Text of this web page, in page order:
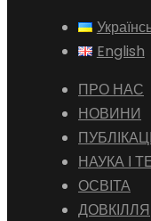
English
ПРО НАС
НОВИНИ
НАУКА І
ОСВІТА
ДОВКІЛЛЯ